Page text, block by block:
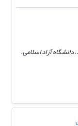
آزاد اسلامی،